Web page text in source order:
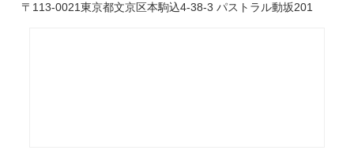
〒113-0021東京都文京区本駒込4-38-3 パストラル動坂201